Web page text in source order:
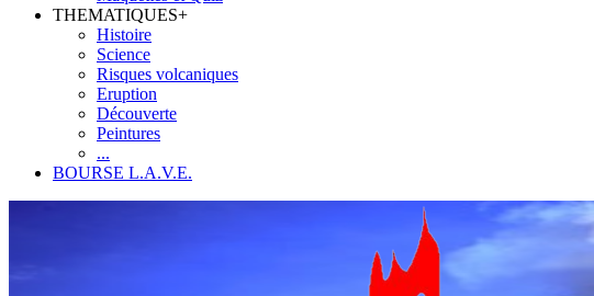
THEMATIQUES+
Histoire
Science
Risques volcaniques
Eruption
Découverte
Peintures
...
BOURSE L.A.V.E.